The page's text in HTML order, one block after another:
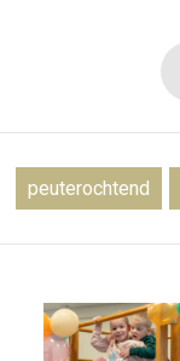
peuterochtend